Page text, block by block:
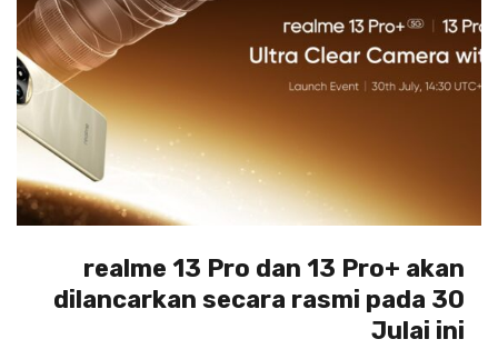
realme 13 Pro dan 13 Pro+ akan
dilancarkan secara rasmi pada 30
Julai ini